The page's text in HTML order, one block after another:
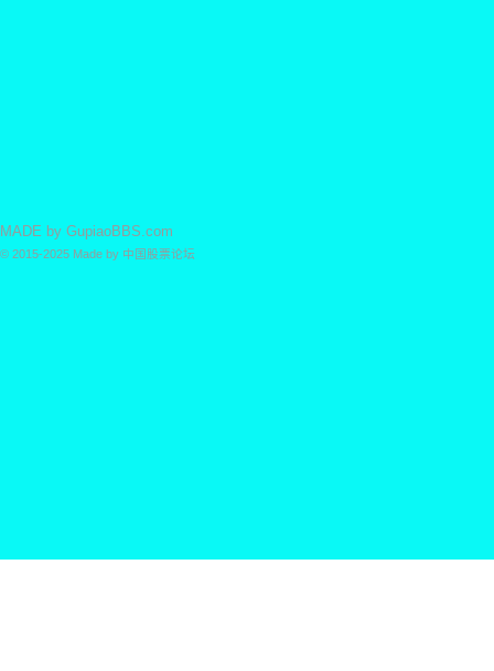
MADE by GupiaoBBS.com
© 2015-2025 Made by 中国股票论坛